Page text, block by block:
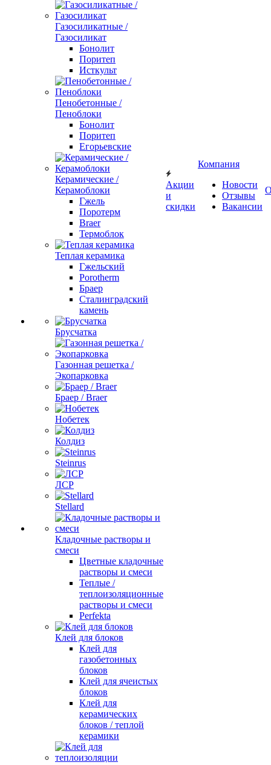
Газосиликатные /
Газосиликат
Бонолит
Поритеп
Исткульт
Пенобетонные /
Пеноблоки
Бонолит
Поритеп
Егорьевские
Керамические /
Керамоблоки
Гжель
Поротерм
Braer
Термоблок
Теплая керамика
Гжельский
Porotherm
Браер
Сталинградский
камень
Брусчатка
Газонная решетка /
Экопарковка
Браер / Braer
Нобетек
Колдиз
Steinrus
ЛСР
Stellard
Кладочные растворы и
смеси
Цветные кладочные
растворы и смеси
Теплые /
теплоизоляционные
растворы и смеси
Perfekta
Клей для блоков
Клей для
газобетонных
блоков
Клей для ячеистых
блоков
Клей для
керамических
блоков / теплой
керамики
Акции
и
скидки
Компания
Новости
Отзывы
Вакансии